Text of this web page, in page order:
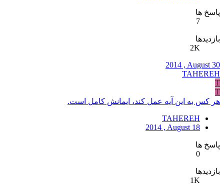
پاسخ ها
7
بازدیدها
2K
2014 , August 30
TAHEREH
T
T
هر كس به این آیه عمل كند، ایمانش كامل است.
TAHEREH
2014 , August 18
پاسخ ها
0
بازدیدها
1K